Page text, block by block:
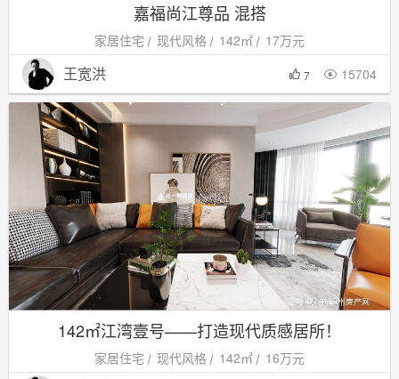
嘉福尚江尊品 混搭
家居住宅 现代风格 142㎡ 17万元
王宽洪 7  15704
142㎡江湾壹号——打造现代质感居所！
家居住宅 现代风格 142㎡ 16万元